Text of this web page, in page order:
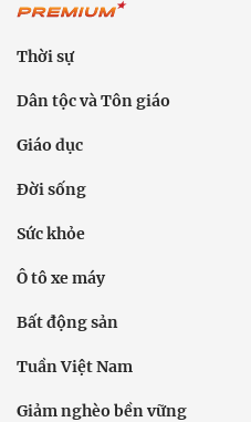
Thời sự
Dân tộc và Tôn giáo
Giáo dục
Đời sống
Sức khỏe
Ô tô xe máy
Bất động sản
Tuần Việt Nam
Giảm nghèo bền vững